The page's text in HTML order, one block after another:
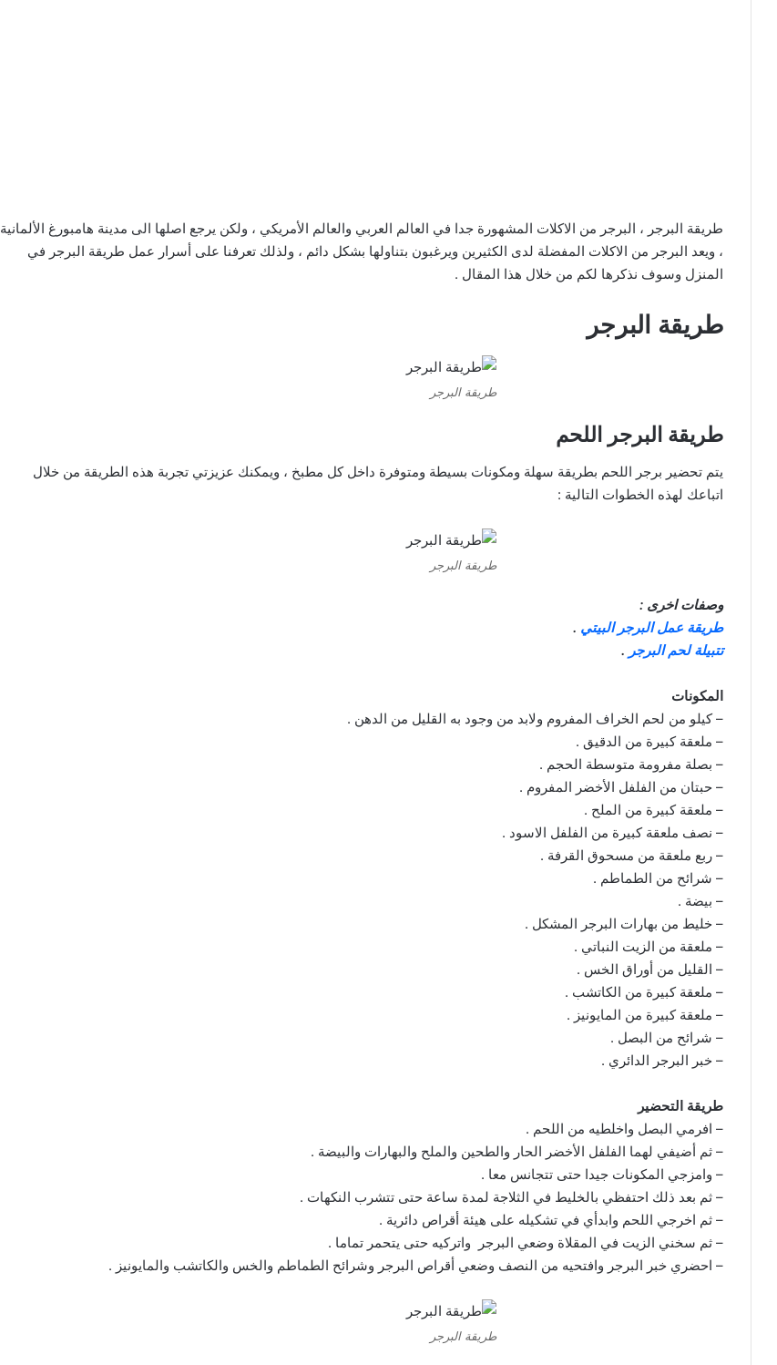
طريقة البرجر ، البرجر من الاكلات المشهورة جدا في العالم العربي والعالم الأمريكي ، ولكن يرجع اصلها الى مدينة هامبورغ الألمانية
، ويعد البرجر من الاكلات المفضلة لدى الكثيرين ويرغبون بتناولها بشكل دائم ، ولذلك تعرفنا على أسرار عمل طريقة البرجر في
المنزل وسوف نذكرها لكم من خلال هذا المقال .
طريقة البرجر
طريقة البرجر
طريقة البرجر اللحم
يتم تحضير برجر اللحم بطريقة سهلة ومكونات بسيطة ومتوفرة داخل كل مطبخ ، ويمكنك عزيزتي تجربة هذه الطريقة من خلال
اتباعك لهذه الخطوات التالية :
طريقة البرجر
وصفات اخرى :
طريقة عمل البرجر البيتي .
تتبيلة لحم البرجر .
المكونات
– كيلو من لحم الخراف المفروم ولابد من وجود به القليل من الدهن .
– ملعقة كبيرة من الدقيق .
– بصلة مفرومة متوسطة الحجم .
– حبتان من الفلفل الأخضر المفروم .
– ملعقة كبيرة من الملح .
– نصف ملعقة كبيرة من الفلفل الاسود .
– ربع ملعقة من مسحوق القرفة .
– شرائح من الطماطم .
– بيضة .
– خليط من بهارات البرجر المشكل .
– ملعقة من الزيت النباتي .
– القليل من أوراق الخس .
– ملعقة كبيرة من الكاتشب .
– ملعقة كبيرة من المايونيز .
– شرائح من البصل .
– خبر البرجر الدائري .
طريقة التحضير
– افرمي البصل واخلطيه من اللحم .
– ثم أضيفي لهما الفلفل الأخضر الحار والطحين والملح والبهارات والبيضة .
– وامزجي المكونات جيدا حتى تتجانس معا .
– ثم بعد ذلك احتفظي بالخليط في الثلاجة لمدة ساعة حتى تتشرب النكهات .
– ثم اخرجي اللحم وابدأي في تشكيله على هيئة أقراص دائرية .
– ثم سخني الزيت في المقلاة وضعي البرجر واتركيه حتى يتحمر تماما .
– احضري خبر البرجر وافتحيه من النصف وضعي أقراص البرجر وشرائح الطماطم والخس والكاتشب والمايونيز .
طريقة البرجر